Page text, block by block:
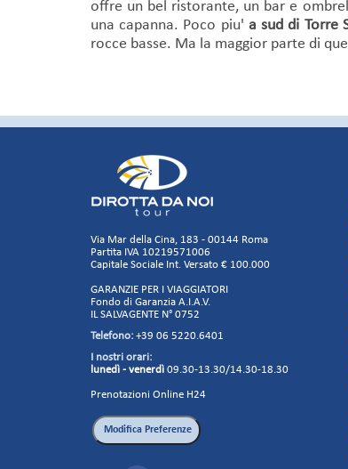
offre un bel ristorante, un bar e
una capanna. Poco piu' a sud di Torre
rocce basse. Ma la maggior parte di
Via Mar della Cina, 183 - 00144 Roma
Partita IVA 10219571006
Capitale Sociale Int. Versato € 100.000
GARANZIE PER I VIAGGIATORI
Fondo di Garanzia A.I.A.V.
IL SALVAGENTE N° 0752
Telefono: +39 06 5220.6401
I nostri orari:
lunedì - venerdì 09.30-13.30/14.30-18.30
Prenotazioni Online H24